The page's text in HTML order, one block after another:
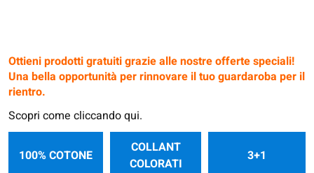
Ottieni prodotti gratuiti grazie alle nostre offerte speciali!
Una bella opportunità per rinnovare il tuo guardaroba per il
rientro.
Scopri come cliccando qui.
100% COTONE
COLLANT
COLORATI
3+1